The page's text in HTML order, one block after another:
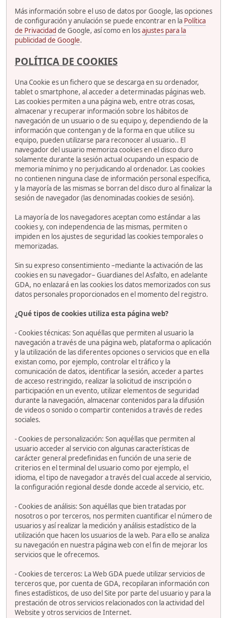
Más información sobre el uso de datos por Google, las opciones
de configuración y anulación se puede encontrar en la Política
de Privacidad de Google, así como en losajustes para la
publicidad de Google.
POLÍTICA DE COOKIES
Una Cookie es un fichero que se descarga en su ordenador,
tablet o smartphone, al acceder a determinadas páginas web.
Las cookies permiten a una página web, entre otras cosas,
almacenar y recuperar información sobre los hábitos de
navegación de un usuario o de su equipo y, dependiendo de la
información que contengan y de la forma en que utilice su
equipo, pueden utilizarse para reconocer al usuario.. El
navegador del usuario memoriza cookies en el disco duro
solamente durante la sesión actual ocupando un espacio de
memoria mínimo y no perjudicando al ordenador. Las cookies
no contienen ninguna clase de información personal específica,
y la mayoría de las mismas se borran del disco duro al finalizar la
sesión de navegador (las denominadas cookies de sesión).
La mayoría de los navegadores aceptan como estándar a las
cookies y, con independencia de las mismas, permiten o
impiden en los ajustes de seguridad las cookies temporales o
memorizadas.
Sin su expreso consentimiento –mediante la activación de las
cookies en su navegador– Guardianes del Asfalto, en adelante
GDA, no enlazará en las cookies los datos memorizados con sus
datos personales proporcionados en el momento del registro.
¿Qué tipos de cookies utiliza esta página web?
- Cookies técnicas: Son aquéllas que permiten al usuario la
navegación a través de una página web, plataforma o aplicación
y la utilización de las diferentes opciones o servicios que en ella
existan como, por ejemplo, controlar el tráfico y la
comunicación de datos, identificar la sesión, acceder a partes
de acceso restringido, realizar la solicitud de inscripción o
participación en un evento, utilizar elementos de seguridad
durante la navegación, almacenar contenidos para la difusión
de videos o sonido o compartir contenidos a través de redes
sociales.
- Cookies de personalización: Son aquéllas que permiten al
usuario acceder al servicio con algunas características de
carácter general predefinidas en función de una serie de
criterios en el terminal del usuario como por ejemplo, el
idioma, el tipo de navegador a través del cual accede al servicio,
la configuración regional desde donde accede al servicio, etc.
- Cookies de análisis: Son aquéllas que bien tratadas por
nosotros o por terceros, nos permiten cuantificar el número de
usuarios y así realizar la medición y análisis estadístico de la
utilización que hacen los usuarios de la web. Para ello se analiza
su navegación en nuestra página web con el fin de mejorar los
servicios que le ofrecemos.
- Cookies de terceros: La Web GDA puede utilizar servicios de
terceros que, por cuenta de GDA, recopilaran información con
fines estadísticos, de uso del Site por parte del usuario y para la
prestación de otros servicios relacionados con la actividad del
Website y otros servicios de Internet.